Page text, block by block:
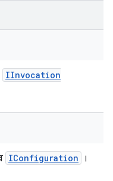
IInvocation
IConfiguration ।